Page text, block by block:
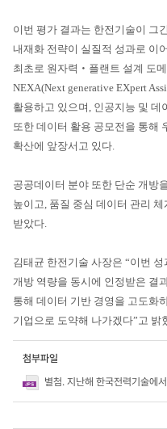
이번 평가 결과는 한전기술이 그
내재화 전략이 실질적 성과로 이
최초로 원자력‧플랜트 설계 도
NEXA(Next generative EXpert
활용하고 있으며, 인공지능 및 데
또한 데이터 활용 공모전을 통해
확산에 앞장서고 있다.
공공데이터 분야 또한 단순 개방
높이고, 품질 중심 데이터 관리
받았다.
김태균 한전기술 사장은 “이번
개방 역량을 동시에 인정받은 결
통해 데이터 기반 경영을 고도화
기업으로 도약해 나가겠다”고 밝
첨부파일
별첨. 지난해 한국전력기술에서 개최한 '데이터 분석활용 공모전' 시상식에서